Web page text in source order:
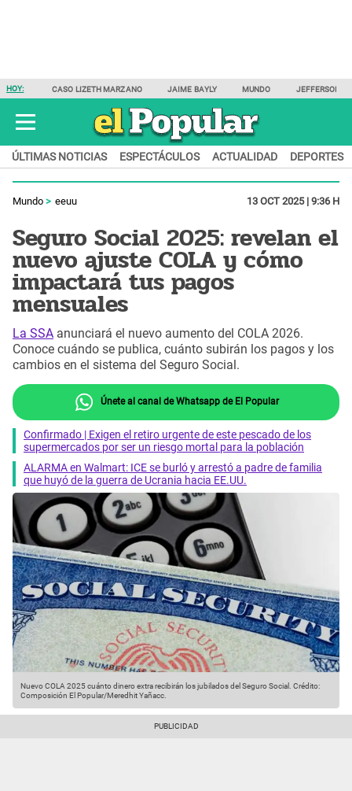
HOY: CASO LIZETH MARZANO JAIME BAYLY MUNDO JEFFERSON
ÚLTIMAS NOTICIAS ESPECTÁCULOS ACTUALIDAD DEPORTES
Mundo eeuu 13 OCT 2025 | 9:36 H
Seguro Social 2025: revelan el
nuevo ajuste COLA y cómo
impactará tus pagos
mensuales
La SSA anunciará el nuevo aumento del COLA 2026.
Conoce cuándo se publica, cuánto subirán los pagos y los
cambios en el sistema del Seguro Social.
Únete al canal de Whatsapp de El Popular
Confirmado | Exigen el retiro urgente de este pescado de los
supermercados por ser un riesgo mortal para la población
ALARMA en Walmart: ICE se burló y arrestó a padre de familia
que huyó de la guerra de Ucrania hacia EE.UU.
Nuevo COLA 2025 cuánto dinero extra recibirán los jubilados del Seguro Social. Crédito:
Composición El Popular/Meredhit Yañacc.